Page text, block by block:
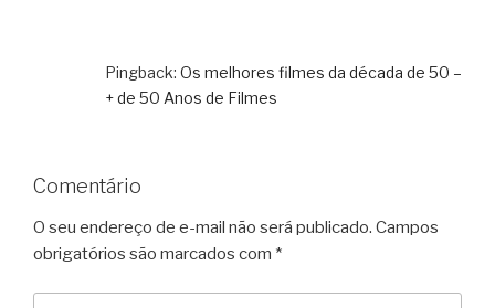
Pingback: Os melhores filmes da década de 50 –
+ de 50 Anos de Filmes
Comentário
O seu endereço de e-mail não será publicado. Campos
obrigatórios são marcados com *